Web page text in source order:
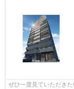
ぜひ一度見ていただき